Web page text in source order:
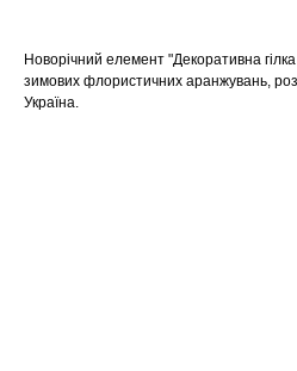
Новорічний елемент "Декоративна
зимових флористичних аранжувань,
Україна.